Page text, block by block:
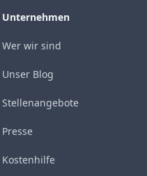
Unternehmen
Wer wir sind
Unser Blog
Stellenangebote
Presse
Kostenhilfe